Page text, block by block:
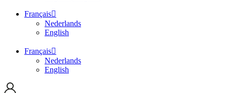
Français
Nederlands
English
Français
Nederlands
English